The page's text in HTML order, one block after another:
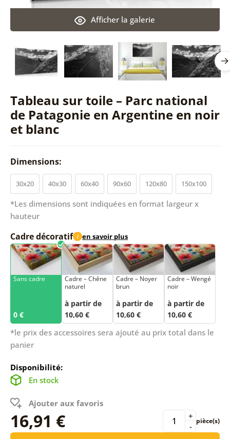
Tableau sur toile – Parc national
de Patagonie en Argentine en noir
et blanc
Afficher la galerie
Dimensions:
30x20 40x30 60x40 90x60 120x80 150x100
*Les dimensions sont indiquées en format largeur x
hauteur
Cadre décoratif i en savoir plus
Sans cadre
0 €
Cadre – Chêne
naturel
à partir de
10,60 €
Cadre – Noyer
brun
à partir de
10,60 €
Cadre – Wengé
noir
à partir de
10,60 €
*le prix des accessoires sera ajouté au prix total dans le
panier
Disponibilité:
En stock
Ajouter aux favoris
16,91 € -
+ pièce(s)